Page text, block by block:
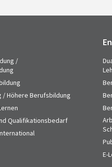
/
/ Höhere Berufsbildung
Qualifikationsbedarf
E-